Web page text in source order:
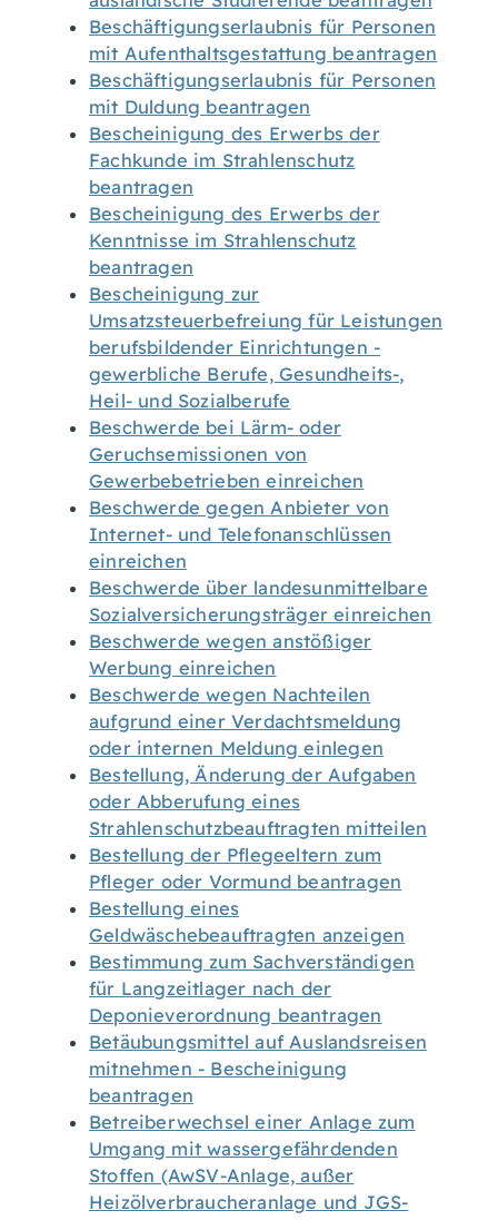
Beschäftigungserlaubnis für Personen
mit Aufenthaltsgestattung beantragen
Beschäftigungserlaubnis für Personen
mit Duldung beantragen
Bescheinigung des Erwerbs der
Fachkunde im Strahlenschutz
beantragen
Bescheinigung des Erwerbs der
Kenntnisse im Strahlenschutz
beantragen
Bescheinigung zur
Umsatzsteuerbefreiung für Leistungen
berufsbildender Einrichtungen -
gewerbliche Berufe, Gesundheits-,
Heil- und Sozialberufe
Beschwerde bei Lärm- oder
Geruchsemissionen von
Gewerbebetrieben einreichen
Beschwerde gegen Anbieter von
Internet- und Telefonanschlüssen
einreichen
Beschwerde über landesunmittelbare
Sozialversicherungsträger einreichen
Beschwerde wegen anstößiger
Werbung einreichen
Beschwerde wegen Nachteilen
aufgrund einer Verdachtsmeldung
oder internen Meldung einlegen
Bestellung, Änderung der Aufgaben
oder Abberufung eines
Strahlenschutzbeauftragten mitteilen
Bestellung der Pflegeeltern zum
Pfleger oder Vormund beantragen
Bestellung eines
Geldwäschebeauftragten anzeigen
Bestimmung zum Sachverständigen
für Langzeitlager nach der
Deponieverordnung beantragen
Betäubungsmittel auf Auslandsreisen
mitnehmen - Bescheinigung
beantragen
Betreiberwechsel einer Anlage zum
Umgang mit wassergefährdenden
Stoffen (AwSV-Anlage, außer
Heizölverbraucheranlage und JGS-